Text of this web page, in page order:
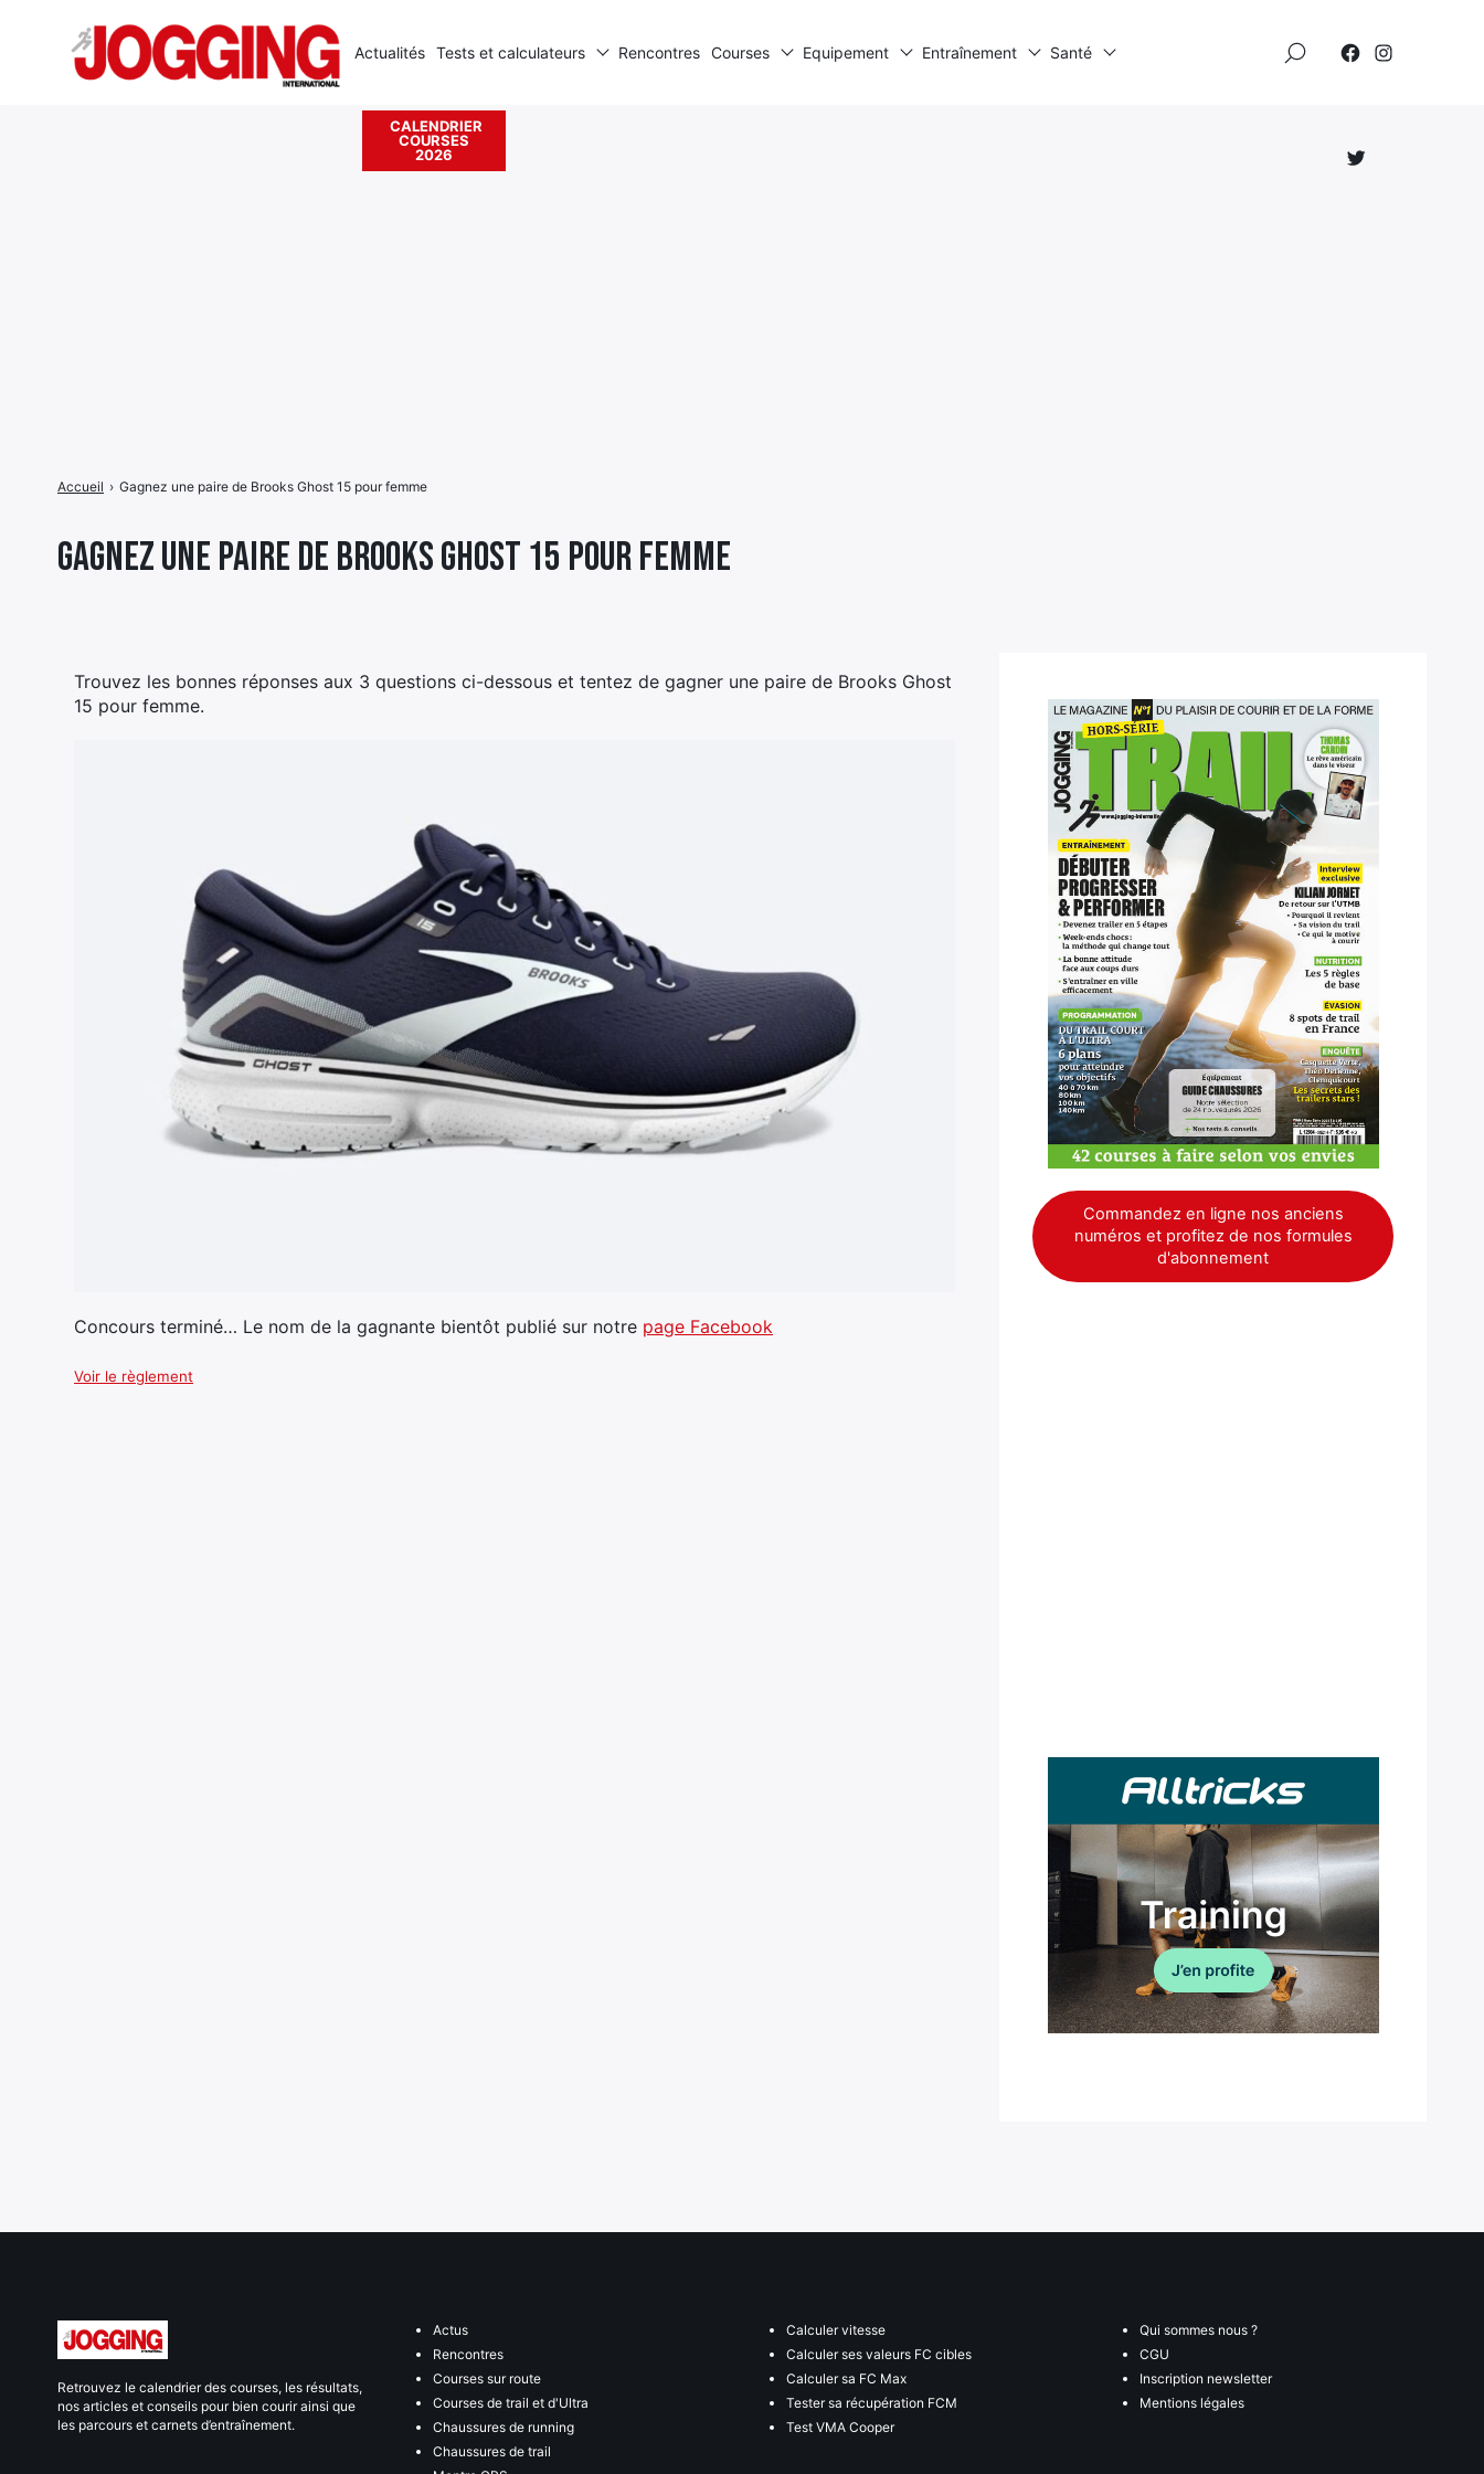
Gagnez une paire de Brooks Ghost 15 pour femme
Accueil › Gagnez une paire de Brooks Ghost 15 pour femme
Trouvez les bonnes réponses aux 3 questions ci-dessous et tentez de gagner une paire de Brooks Ghost
15 pour femme.
Concours terminé… Le nom de la gagnante bientôt publié sur notre page Facebook
Voir le règlement
Commandez en ligne nos anciens
numéros et profitez de nos formules
d'abonnement
Actualités Tests et calculateurs Rencontres Courses Equipement Entraînement Santé
CALENDRIER
COURSES
2026
Élément
Retrouvez le calendrier des courses, les résultats,
nos articles et conseils pour bien courir ainsi que
les parcours et carnets d’entraînement.
Actus
Rencontres
Courses sur route
Courses de trail et d'Ultra
Chaussures de running
Chaussures de trail
Calculer vitesse
Calculer ses valeurs FC cibles
Calculer sa FC Max
Tester sa récupération FCM
Test VMA Cooper
Qui sommes nous ?
CGU
Inscription newsletter
Mentions légales
Rechercher